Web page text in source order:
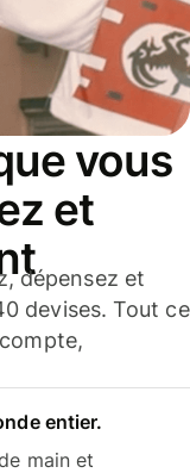
vous
et
dépensez et
devises. Tout ce
entier.
main et